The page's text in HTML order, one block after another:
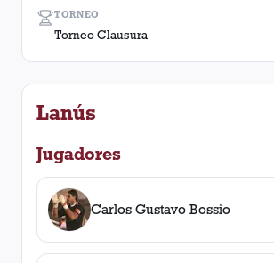
TORNEO
Torneo Clausura
Lanús
Jugadores
Carlos Gustavo Bossio